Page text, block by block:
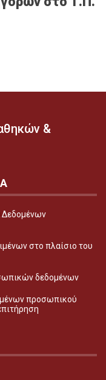
&
Δεδομένων
στο πλαίσιο του
δεδομένων
προσωπικού